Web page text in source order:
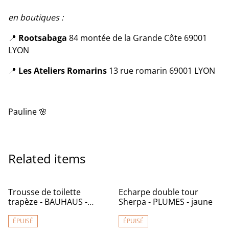
en boutiques :
📍 Rootsabaga 84 montée de la Grande Côte 69001
LYON
📍 Les Ateliers Romarins 13 rue romarin 69001 LYON
Pauline 🌸
Related items
Trousse de toilette
trapèze - BAUHAUS -
ÉPUISÉ
Echarpe double tour
Sherpa - PLUMES - jaune
ÉPUISÉ